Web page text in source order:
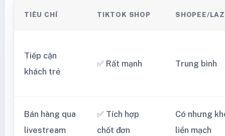
TIÊU CHÍ TIKTOK SHOP SHOPEE/
Tiếp cận
khách trẻ
✅ Rất mạnh Trung bình
Bán hàng qua
livestream
✅ Tích hợp
chốt đơn
Có nhưng
liền mạch